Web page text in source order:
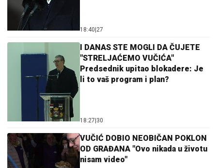
18:40 27
I DANAS STE MOGLI DA ČUJETE
"STRELJAĆEMO VUČIĆA"
Predsednik upitao blokadere: Je
li to vaš program i plan?
18:27 30
VUČIĆ DOBIO NEOBIČAN POKLON
OD GRAĐANA "Ovo nikada u životu
nisam video"